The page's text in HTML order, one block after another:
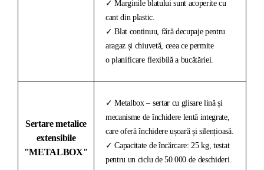
✓ Marginile blatului sunt acoperite cu
cant din plastic.
✓ Blat continuu, fără decupaje pentru
aragaz și chiuvetă, ceea ce permite
o planificare flexibilă a bucătăriei.
Sertare metalice
extensibile
"METALBOX"
✓ Metalbox – sertar cu glisare lină și
mecanisme de închidere lentă integrate,
care oferă închidere ușoară și silențioasă.
✓ Capacitate de încărcare: 25 kg, testat
pentru un ciclu de 50.000 de deschideri.